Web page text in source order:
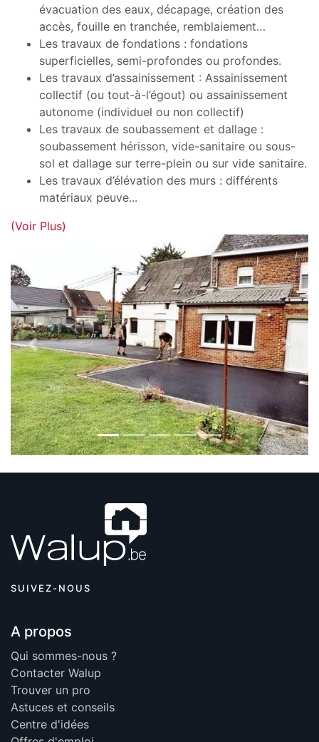
évacuation des eaux, décapage, création des
accès, fouille en tranchée, remblaiement…
Les travaux de fondations : fondations
superficielles, semi-profondes ou profondes.
Les travaux d’assainissement : Assainissement
collectif (ou tout-à-l’égout) ou assainissement
autonome (individuel ou non collectif)
Les travaux de soubassement et dallage :
soubassement hérisson, vide-sanitaire ou sous-
sol et dallage sur terre-plein ou sur vide sanitaire.
Les travaux d’élévation des murs : différents
matériaux peuve...
(Voir Plus)
Previous Next
SUIVEZ-NOUS
A propos
Qui sommes-nous ?
Contacter Walup
Trouver un pro
Astuces et conseils
Centre d'idées